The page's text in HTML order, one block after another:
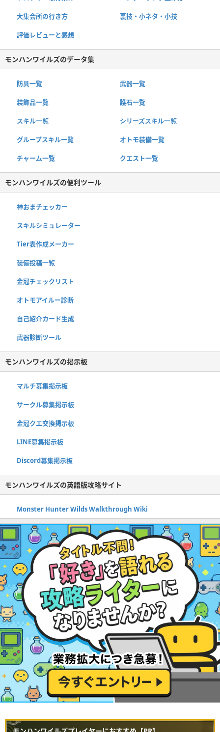
大集会所の行き方 裏技・小ネタ・小技
評価レビューと感想
モンハンワイルズのデータ集
防具一覧 武器一覧
装飾品一覧 護石一覧
スキル一覧 シリーズスキル一覧
グループスキル一覧 オトモ装備一覧
チャーム一覧 クエスト一覧
モンハンワイルズの便利ツール
神おまチェッカー
スキルシミュレーター
Tier表作成メーカー
装備投稿一覧
金冠チェックリスト
オトモアイルー診断
自己紹介カード生成
武器診断ツール
モンハンワイルズの掲示板
マルチ募集掲示板
サークル募集掲示板
金冠クエ交換掲示板
LINE募集掲示板
Discord募集掲示板
モンハンワイルズの英語版攻略サイト
Monster Hunter Wilds Walkthrough Wiki